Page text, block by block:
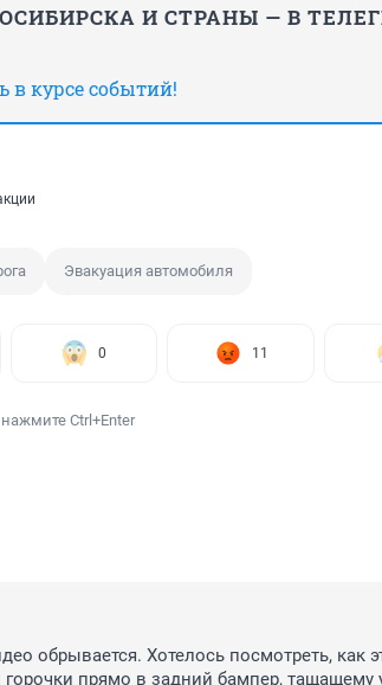
И СТРАНЫ — В
в курсе событий!
Эвакуация автомобиля
0 11
Ctrl+Enter
обрывается. Хотелось посмотреть, как
горочки прямо в задний бампер, тащащему